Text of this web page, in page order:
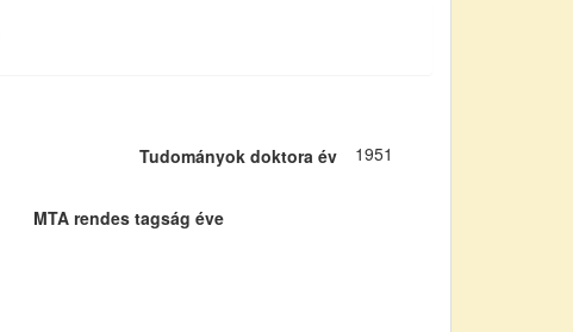
Tudományok doktora év
1951
MTA rendes tagság éve